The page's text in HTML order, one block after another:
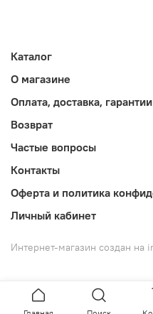
Каталог
О магазине
Оплата, доставка, гарантии
Возврат
Частые вопросы
Контакты
Оферта и политика
Личный кабинет
Интернет-магазин создан на